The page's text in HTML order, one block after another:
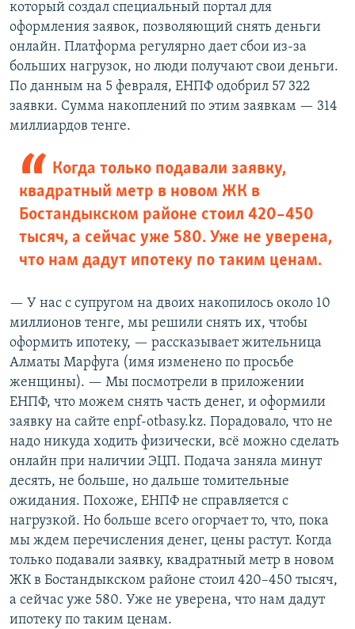
который создал специальный портал для
оформления заявок, позволяющий снять деньги
онлайн. Платформа регулярно дает сбои из-за
больших нагрузок, но люди получают свои деньги.
По данным на 5 февраля, ЕНПФ одобрил 57 322
заявки. Сумма накоплений по этим заявкам — 314
миллиардов тенге.
Когда только подавали заявку,
квадратный метр в новом ЖК в
Бостандыкском районе стоил 420–450
тысяч, а сейчас уже 580. Уже не уверена,
что нам дадут ипотеку по таким ценам.
— У нас с супругом на двоих накопилось около 10
миллионов тенге, мы решили снять их, чтобы
оформить ипотеку, — рассказывает жительница
Алматы Марфуга (имя изменено по просьбе
женщины). — Мы посмотрели в приложении
ЕНПФ, что можем снять часть денег, и оформили
заявку на сайте enpf-otbasy.kz. Порадовало, что не
надо никуда ходить физически, всё можно сделать
онлайн при наличии ЭЦП. Подача заняла минут
десять, не больше, но дальше томительные
ожидания. Похоже, ЕНПФ не справляется с
нагрузкой. Но больше всего огорчает то, что, пока
мы ждем перечисления денег, цены растут. Когда
только подавали заявку, квадратный метр в новом
ЖК в Бостандыкском районе стоил 420–450 тысяч,
а сейчас уже 580. Уже не уверена, что нам дадут
ипотеку по таким ценам.